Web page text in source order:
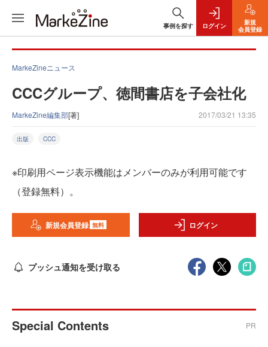
事例を探す ログイン
新規
会員登録
MarkeZineニュース
CCCグループ、徳間書店を子会社化
MarkeZine編集部[著] 2017/03/21 13:35
出版 CCC
※印刷用ページ表示機能はメンバーのみが利用可能です
（登録無料）。
新規会員登録 無料 ログイン
プッシュ通知を受け取る
Special Contents PR